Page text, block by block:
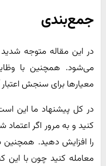
جمع‌بندی
در این مقاله متوجه
می‌شود. همچنین با
معیارها برای سنجش اعتبار
در کل پیشنهاد ما این است
کنید و به مرور اگر
را افزایش دهید. همچنین
معامله کنید چون با این